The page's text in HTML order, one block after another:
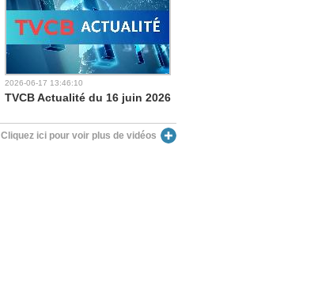
2026-06-17 13:46:10
TVCB Actualité du 16 juin 2026
Cliquez ici pour voir plus de vidéos